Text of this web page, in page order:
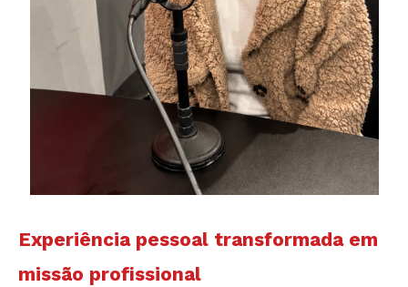
Experiência pessoal transformada em
missão profissional